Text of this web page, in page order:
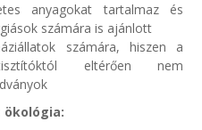
anyagokat tartalmaz és
számára is ajánlott
számára, hiszen a
eltérően nem
ökológia: